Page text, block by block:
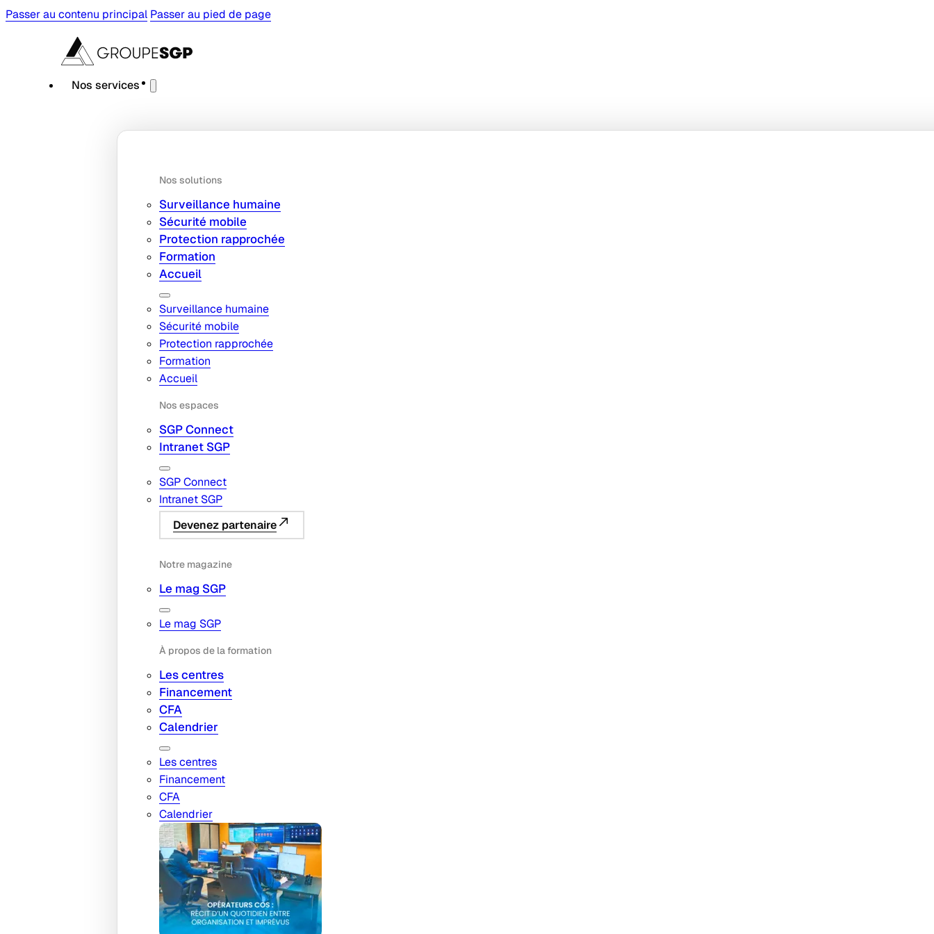
Passer au contenu principal Passer au pied de page
Nos services
Nos solutions
Surveillance humaine
Sécurité mobile
Protection rapprochée
Formation
Accueil
Surveillance humaine
Sécurité mobile
Protection rapprochée
Formation
Accueil
Nos espaces
SGP Connect
Intranet SGP
SGP Connect
Intranet SGP
Devenez partenaire
Notre magazine
Le mag SGP
Le mag SGP
À propos de la formation
Les centres
Financement
CFA
Calendrier
Les centres
Financement
CFA
Calendrier